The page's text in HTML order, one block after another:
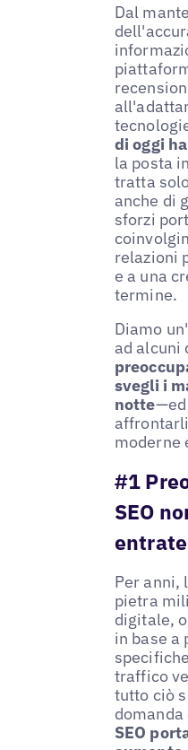
Dal
di oggi
la posta
tratta
anche di
sforzi
relazioni
e a una
termine.
Diamo
ad alcuni
svegli i
notte—ed
moderne
#1
SEO
Per anni,
pietra
digitale,
in base a
traffico
tutto ciò
domanda
SEO